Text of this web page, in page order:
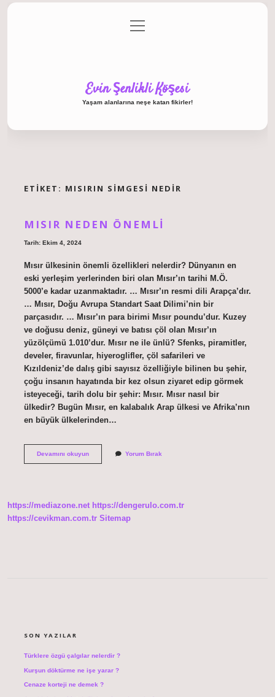
Gizlilik Politikası
menüyü
aç
Evin Şenlikli Köşesi
Yaşam alanlarına neşe katan fikirler!
ETIKET: MISIRIN SIMGESI NEDIR
MISIR NEDEN ÖNEMLI
Tarih: Ekim 4, 2024
Mısır ülkesinin önemli özellikleri nelerdir? Dünyanın en
eski yerleşim yerlerinden biri olan Mısır’ın tarihi M.Ö.
5000’e kadar uzanmaktadır. … Mısır’ın resmi dili Arapça’dır.
… Mısır, Doğu Avrupa Standart Saat Dilimi’nin bir
parçasıdır. … Mısır’ın para birimi Mısır poundu’dur. Kuzey
ve doğusu deniz, güneyi ve batısı çöl olan Mısır’ın
yüzölçümü 1.010’dur. Mısır ne ile ünlü? Sfenks, piramitler,
develer, firavunlar, hiyeroglifler, çöl safarileri ve
Kızıldeniz’de dalış gibi sayısız özelliğiyle bilinen bu şehir,
çoğu insanın hayatında bir kez olsun ziyaret edip görmek
isteyeceği, tarih dolu bir şehir: Mısır. Mısır nasıl bir
ülkedir? Bugün Mısır, en kalabalık Arap ülkesi ve Afrika’nın
en büyük ülkelerinden…
Devamını okuyunMısır
Yorum Bırak
https://mediazone.net https://dengerulo.com.tr
https://cevikman.com.tr Sitemap
SON YAZILAR
Türklere özgü çalgılar nelerdir ?
Kurşun döktürme ne işe yarar ?
Cenaze korteji ne demek ?